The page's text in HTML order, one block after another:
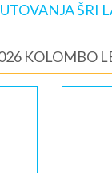
ŠRI
KOLOMBO